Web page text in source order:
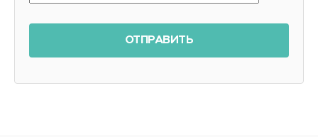
ОТПРАВИТЬ